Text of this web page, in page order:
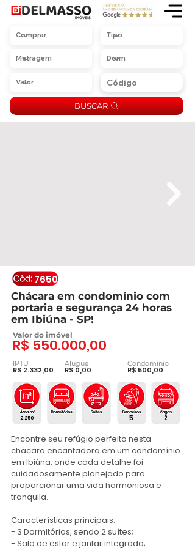
BUSCAR
7650
Chácara em condomínio com
portaria e segurança 24 horas
em Ibiúna - SP!
Valor do imóvel
R$ 550.000,00
IPTU
R$ 2.332,00
Aluguel
R$ 0,00
Condomínio
R$ 500,00
5 2
2.250
Encontre seu refúgio perfeito nesta
chácara encantadora em um condomínio
em Ibiúna, onde cada detalhe foi
cuidadosamente planejado para
proporcionar uma vida harmoniosa e
tranquila.
Características principais:
- 3 Dormitórios, sendo 2 suítes;
- Sala de estar e jantar integrada;